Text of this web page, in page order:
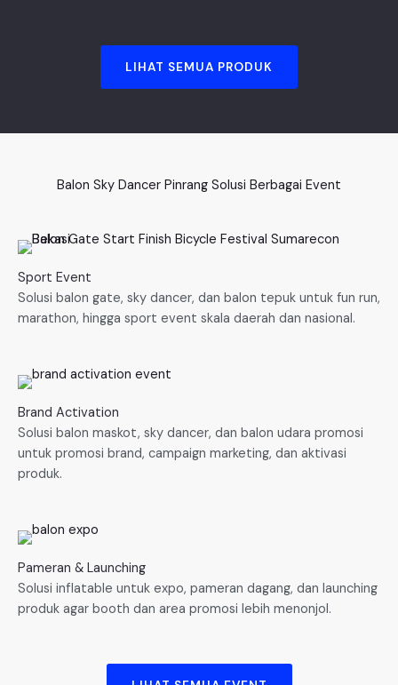
LIHAT SEMUA PRODUK
Balon Sky Dancer Pinrang Solusi Berbagai Event
Sport Event
Solusi balon gate, sky dancer, dan balon tepuk untuk fun run,
marathon, hingga sport event skala daerah dan nasional.
Brand Activation
Solusi balon maskot, sky dancer, dan balon udara promosi
untuk promosi brand, campaign marketing, dan aktivasi
produk.
Pameran & Launching
Solusi inflatable untuk expo, pameran dagang, dan launching
produk agar booth dan area promosi lebih menonjol.